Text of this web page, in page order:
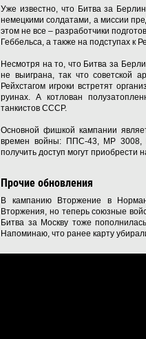
Уже известно, что Битва за
немецкими солдатами, а миссии
этом не все – разработчики
Геббельса, а также на подступах к
Несмотря на то, что Битва за
не выиграна, так что советской
Рейхстагом игроки встретят
руинах. А котлован
танкистов СССР.
Основной фишкой кампании
времен войны: ППС-43, MP 3008,
получить доступ могут
Прочие обновления
В кампанию Вторжение в
Вторжения, но теперь союзные
Битва за Москву тоже
Напоминаю, что ранее карту